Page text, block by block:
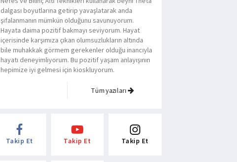
dalgası boyutlarına getirip yavaşlatarak anda
şifalanmanın mümkün olduğunu savunuyorum.
Hayata daima pozitif bakmayı seviyorum. Hayat
içerisinde karşımıza çıkan olumsuzlukların altında
bile muhakkak görmem gerekenler olduğu inancıyla
hayatı deneyimliyorum. Bu pozitif yaşam anlayışının
hepimize iyi gelmesi için kioskluyorum.
Tüm yazıları
Takip Et Takip Et Takip Et